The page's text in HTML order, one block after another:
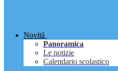
Novità
Panoramica
Le notizie
Calendario scolastico